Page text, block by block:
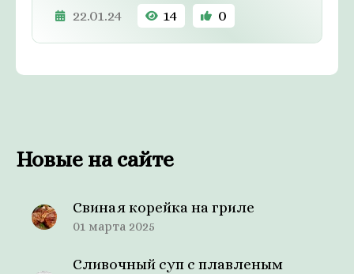
22.01.24 14 0
Новые на сайте
Свиная корейка на гриле
01 марта 2025
Сливочный суп с плавленым